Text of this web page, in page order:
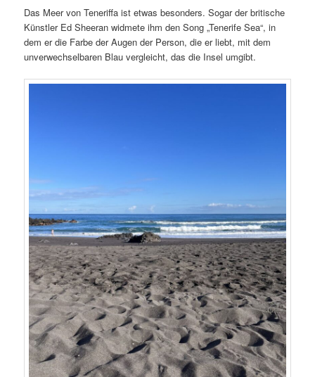
Das Meer von Teneriffa ist etwas besonders. Sogar der britische
Künstler Ed Sheeran widmete ihm den Song „Tenerife Sea“, in
dem er die Farbe der Augen der Person, die er liebt, mit dem
unverwechselbaren Blau vergleicht, das die Insel umgibt.